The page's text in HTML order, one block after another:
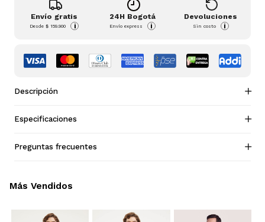
Envío gratis
Desde$ 159.900 i
24H Bogotá
Envío express i
Devoluciones
Sin costo i
Descripción
Especificaciones
Preguntas frecuentes
Más Vendidos